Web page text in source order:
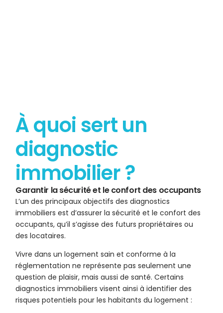
À quoi sert un
diagnostic
immobilier ?
Garantir la sécurité et le confort des occupants
L’un des principaux objectifs des diagnostics
immobiliers est d’assurer la sécurité et le confort des
occupants, qu’il s’agisse des futurs propriétaires ou
des locataires.
Vivre dans un logement sain et conforme à la
réglementation ne représente pas seulement une
question de plaisir, mais aussi de santé. Certains
diagnostics immobiliers visent ainsi à identifier des
risques potentiels pour les habitants du logement :